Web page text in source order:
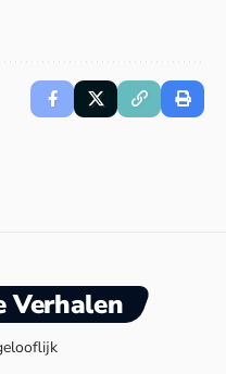
Verhalen